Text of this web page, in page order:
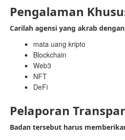
Pengalaman
Carilah agensi yang akrab
mata uang kripto
Blockchain
Web3
NFT
DeFi
Pelaporan
Badan tersebut harus